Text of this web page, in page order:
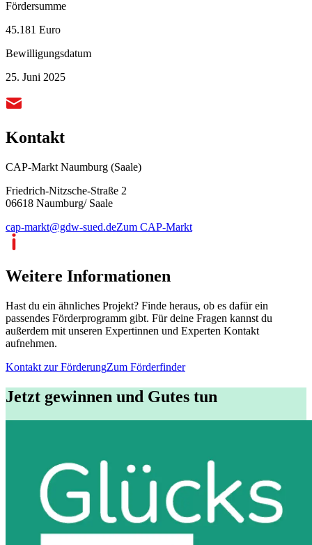
Fördersumme
45.181 Euro
Bewilligungsdatum
25. Juni 2025
Kontakt
CAP-Markt Naumburg (Saale)
Friedrich-Nitzsche-Straße 2
06618 Naumburg/ Saale
cap-markt@gdw-sued.deZum CAP-Markt
Weitere Informationen
Hast du ein ähnliches Projekt? Finde heraus, ob es dafür ein
passendes Förderprogramm gibt. Für deine Fragen kannst du
außerdem mit unseren Expertinnen und Experten Kontakt
aufnehmen.
Kontakt zur FörderungZum Förderfinder
Jetzt gewinnen und Gutes tun